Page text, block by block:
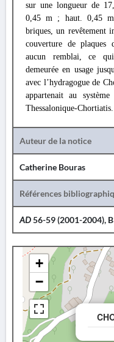
sur une longueur de
0,45 m ; haut. 0,45
briques, un revêtement
couverture de plaques
aucun remblai, ce
demeurée en usage
avec l’hydragogue de
appartenait au
Thessalonique-Chortiatis.
Auteur de la notice
Catherine Bouras
Références
AD56-59 (2001-2004),
+
−